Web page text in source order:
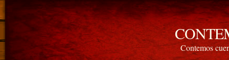
Contemos